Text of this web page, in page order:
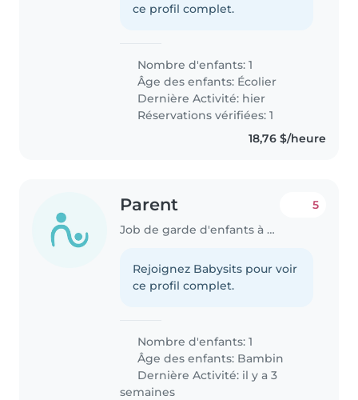
ce profil complet.
Nombre d'enfants: 1
Âge des enfants: Écolier
Dernière Activité: hier
Réservations vérifiées: 1
18,76 $/heure
Parent
Job de garde d'enfants à Calgary
5
Rejoignez Babysits pour voir
ce profil complet.
Nombre d'enfants: 1
Âge des enfants: Bambin
Dernière Activité: il y a 3
semaines